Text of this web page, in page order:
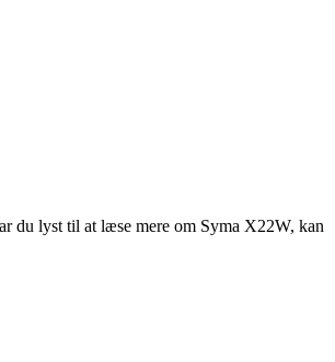
du lyst til at læse mere om Syma X22W, kan